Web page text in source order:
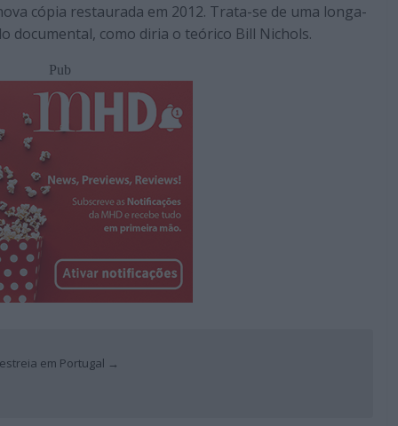
cópia restaurada em 2012. Trata-se de uma longa-
documental, como diria o teórico Bill Nichols.
Pub
em Portugal →